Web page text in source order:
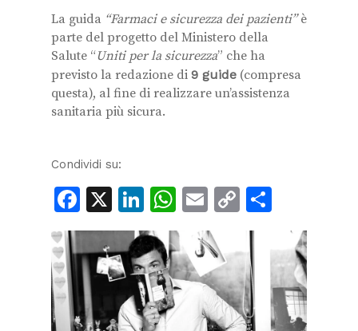
La guida “Farmaci e sicurezza dei pazienti”è
parte del progetto del Ministero della
Salute “Uniti per la sicurezza” che ha
previsto la redazione di 9 guide (compresa
questa), al fine di realizzare un’assistenza
sanitaria più sicura.
Condividi su:
Facebook
X LinkedIn
WhatsApp
Email
Copy
Link